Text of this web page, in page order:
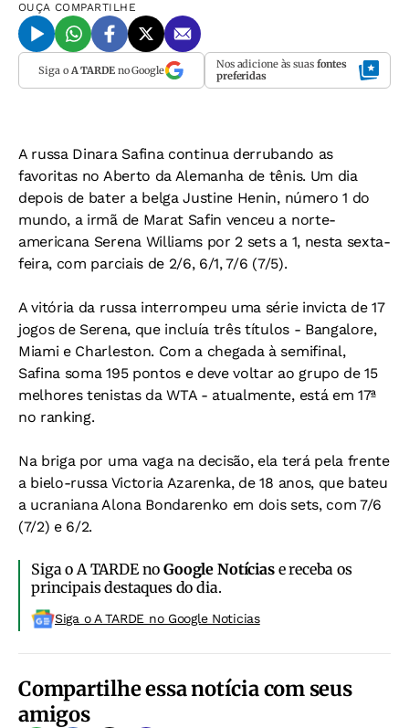
OUÇA COMPARTILHE
Siga o A TARDEno Google Nos adicione às suas fontes
preferidas
A russa Dinara Safina continua derrubando as
favoritas no Aberto da Alemanha de tênis. Um dia
depois de bater a belga Justine Henin, número 1 do
mundo, a irmã de Marat Safin venceu a norte-
americana Serena Williams por 2 sets a 1, nesta sexta-
feira, com parciais de 2/6, 6/1, 7/6 (7/5).
A vitória da russa interrompeu uma série invicta de 17
jogos de Serena, que incluía três títulos - Bangalore,
Miami e Charleston. Com a chegada à semifinal,
Safina soma 195 pontos e deve voltar ao grupo de 15
melhores tenistas da WTA - atualmente, está em 17ª
no ranking.
Na briga por uma vaga na decisão, ela terá pela frente
a bielo-russa Victoria Azarenka, de 18 anos, que bateu
a ucraniana Alona Bondarenko em dois sets, com 7/6
(7/2) e 6/2.
Siga o A TARDE noGoogle Notíciase receba os
principais destaques do dia.
Siga o A TARDE no Google Noticias
Compartilhe essa notícia com seus
amigos